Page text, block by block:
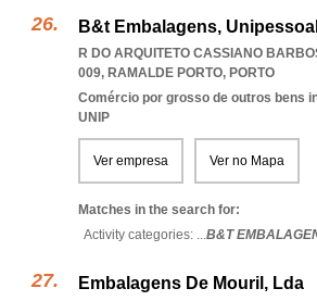
B&t Embalagens,
R DO ARQUITETO CASSIANO
009, RAMALDE PORTO, PORTO
Comércio por grosso de outros bens
UNIP
Ver empresa Ver no Mapa
Matches in the search for:
Activity categories: ...B&T
Embalagens De Mouril, Lda